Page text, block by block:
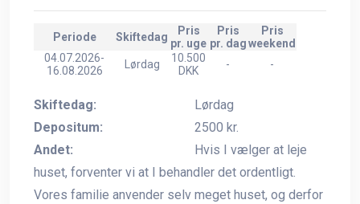
Periode Skiftedag
Pris
pr. uge
Pris
pr. dag
Pris
weekend
04.07.2026-
16.08.2026
Lørdag
10.500
DKK
- -
Skiftedag:
Lørdag
Depositum:
2500 kr.
Andet:
Hvis I vælger at leje
huset, forventer vi at I behandler det ordentligt.
Vores familie anvender selv meget huset, og derfor